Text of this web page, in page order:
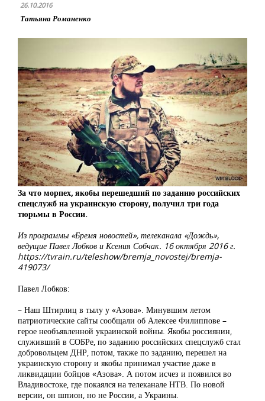
26.10.2016
Татьяна Романенко
За что морпех, якобы перешедший по заданию российских
спецслужб на украинскую сторону, получил три года
тюрьмы в России.
Из программы «Бремя новостей», телеканала «Дождь»,
ведущие Павел Лобков и Ксения Собчак. 16 октября 2016 г.
https://tvrain.ru/teleshow/bremja_novostej/bremja-
419073/
Павел Лобков:
– Наш Штирлиц в тылу у «Азова». Минувшим летом
патриотические сайты сообщали об Алексее Филиппове –
герое необъявленной украинской войны. Якобы россиянин,
служивший в СОБРе, по заданию российских спецслужб стал
добровольцем ДНР, потом, также по заданию, перешел на
украинскую сторону и якобы принимал участие даже в
ликвидации бойцов «Азова». А потом исчез и появился во
Владивостоке, где покаялся на телеканале НТВ. По новой
версии, он шпион, но не России, а Украины.